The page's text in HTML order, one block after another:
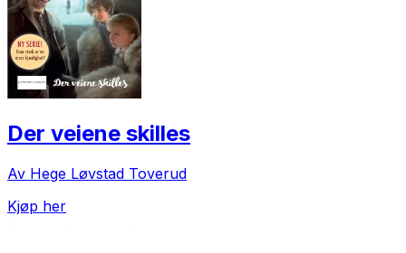
Der veiene skilles
Av Hege Løvstad Toverud
Kjøp her